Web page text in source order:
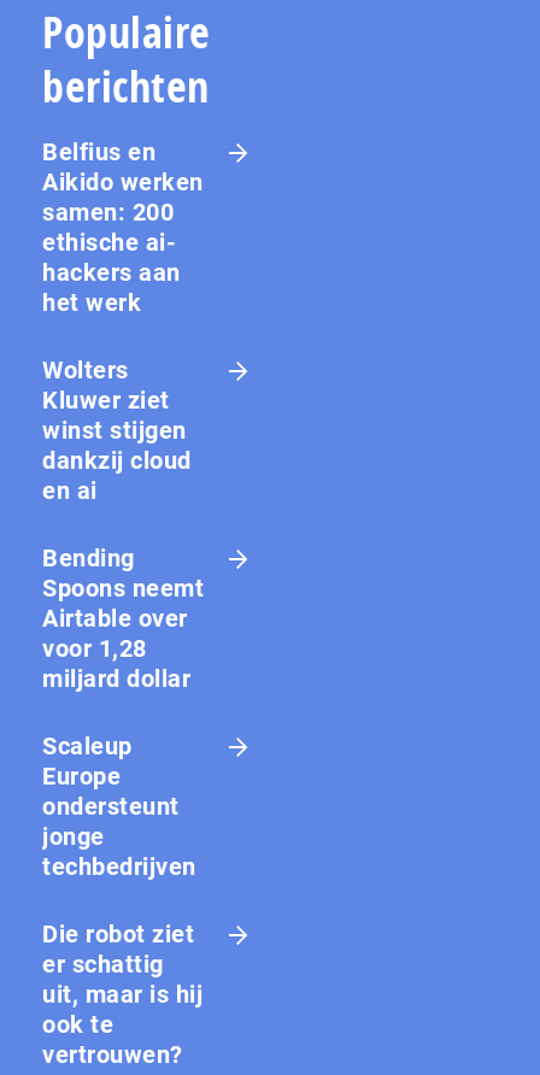
Populaire
berichten
Belfius en
Aikido werken
samen: 200
ethische ai-
hackers aan
het werk
Wolters
Kluwer ziet
winst stijgen
dankzij cloud
en ai
Bending
Spoons neemt
Airtable over
voor 1,28
miljard dollar
Scaleup
Europe
ondersteunt
jonge
techbedrijven
Die robot ziet
er schattig
uit, maar is hij
ook te
vertrouwen?